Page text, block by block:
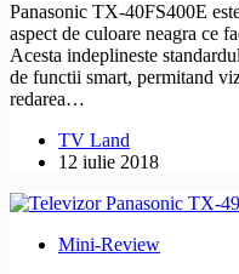
Panasonic TX-40FS400E
aspect de culoare neagra ce
Acesta indeplineste
de functii smart, permitand
redarea…
TV Land
12 iulie 2018
Mini-Review